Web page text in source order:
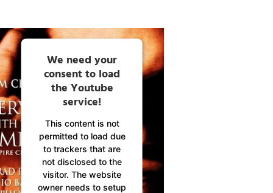
We need your
consent to load
the Youtube
service!
This content is not
permitted to load due
to trackers that are
not disclosed to the
visitor. The website
owner needs to setup